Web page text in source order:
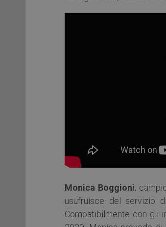
Monica Boggioni,
usufruisce del servizio
Compatibilmente con gli